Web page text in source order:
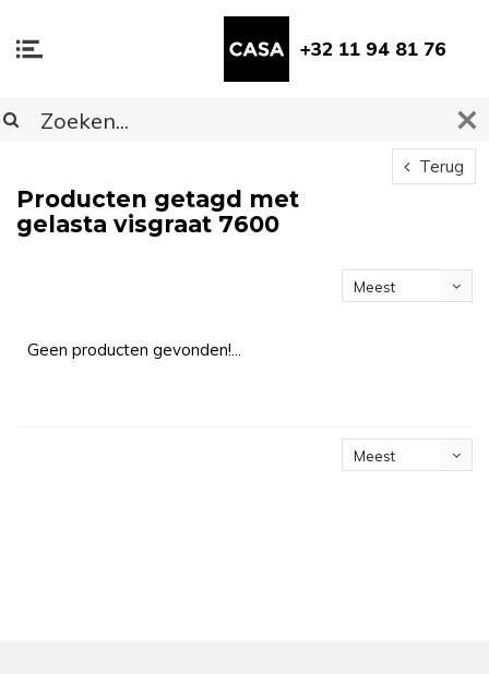
+32 11 94 81 76
Terug
Producten getagd met
gelasta visgraat 7600
Meest
Geen producten gevonden!...
Meest